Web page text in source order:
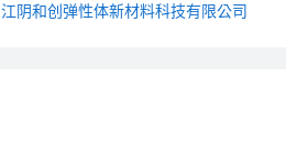
江阴和创弹性体新材料科技有限公司